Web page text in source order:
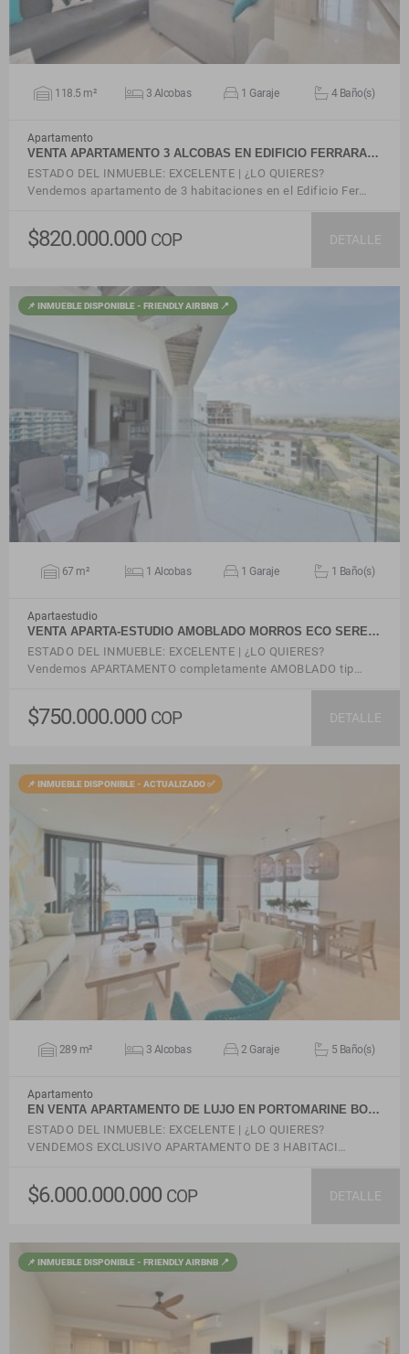
118.5 m² 3 Alcobas 1 Garaje 4 Baño(s)
Apartamento
VENTA APARTAMENTO 3 ALCOBAS EN EDIFICIO FERRARA…
ESTADO DEL INMUEBLE: EXCELENTE | ¿LO QUIERES?
Vendemos apartamento de 3 habitaciones en el Edificio Fer…
$820.000.000 COP DETALLE
📌 INMUEBLE DISPONIBLE - FRIENDLY AIRBNB 📍
VER DETALLES
67 m² 1 Alcobas 1 Garaje 1 Baño(s)
Apartaestudio
VENTA APARTA-ESTUDIO AMOBLADO MORROS ECO SERE…
ESTADO DEL INMUEBLE: EXCELENTE | ¿LO QUIERES?
Vendemos APARTAMENTO completamente AMOBLADO tip…
$750.000.000 COP DETALLE
📌 INMUEBLE DISPONIBLE - ACTUALIZADO ✅
VER DETALLES
289 m² 3 Alcobas 2 Garaje 5 Baño(s)
Apartamento
EN VENTA APARTAMENTO DE LUJO EN PORTOMARINE BO…
ESTADO DEL INMUEBLE: EXCELENTE | ¿LO QUIERES?
VENDEMOS EXCLUSIVO APARTAMENTO DE 3 HABITACI…
$6.000.000.000 COP DETALLE
📌 INMUEBLE DISPONIBLE - FRIENDLY AIRBNB 📍